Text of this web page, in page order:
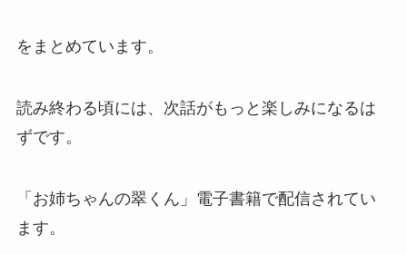
をまとめています。
読み終わる頃には、次話がもっと楽しみになるは
ずです。
「お姉ちゃんの翠くん」電子書籍で配信されてい
ます。